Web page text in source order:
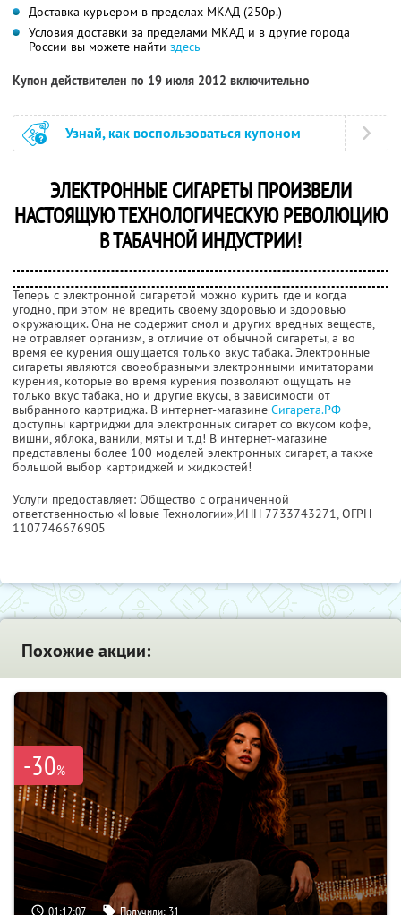
Доставка курьером в пределах МКАД (250р.)
Условия доставки за пределами МКАД и в другие города
России вы можете найти здесь
Купон действителен по 19 июля 2012 включительно
Узнай, как воспользоваться купоном
ЭЛЕКТРОННЫЕ СИГАРЕТЫ ПРОИЗВЕЛИ
НАСТОЯЩУЮ ТЕХНОЛОГИЧЕСКУЮ РЕВОЛЮЦИЮ
В ТАБАЧНОЙ ИНДУСТРИИ!
Теперь с электронной сигаретой можно курить где и когда
угодно, при этом не вредить своему здоровью и здоровью
окружающих. Она не содержит смол и других вредных веществ,
не отравляет организм, в отличие от обычной сигареты, а во
время ее курения ощущается только вкус табака. Электронные
сигареты являются своеобразными электронными имитаторами
курения, которые во время курения позволяют ощущать не
только вкус табака, но и другие вкусы, в зависимости от
выбранного картриджа. В интернет-магазине Сигарета.РФ
доступны картриджи для электронных сигарет со вкусом кофе,
вишни, яблока, ванили, мяты и т.д! В интернет-магазине
представлены более 100 моделей электронных сигарет, а также
большой выбор картриджей и жидкостей!
Услуги предоставляет: Общество с ограниченной
ответственностью «Новые Технологии»,ИНН 7733743271, ОГРН
1107746676905
Похожие акции:
-30%
01:12:06 Получили: 31